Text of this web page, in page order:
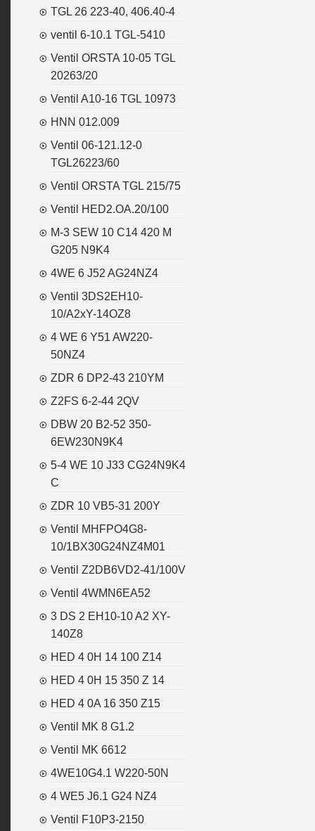
TGL 26 223-40, 406.40-4
ventil 6-10.1 TGL-5410
Ventil ORSTA 10-05 TGL
20263/20
Ventil A10-16 TGL 10973
HNN 012.009
Ventil 06-121.12-0
TGL26223/60
Ventil ORSTA TGL 215/75
Ventil HED2.OA.20/100
M-3 SEW 10 C14 420 M
G205 N9K4
4WE 6 J52 AG24NZ4
Ventil 3DS2EH10-
10/A2xY-14OZ8
4 WE 6 Y51 AW220-
50NZ4
ZDR 6 DP2-43 210YM
Z2FS 6-2-44 2QV
DBW 20 B2-52 350-
6EW230N9K4
5-4 WE 10 J33 CG24N9K4
C
ZDR 10 VB5-31 200Y
Ventil MHFPO4G8-
10/1BX30G24NZ4M01
Ventil Z2DB6VD2-41/100V
Ventil 4WMN6EA52
3 DS 2 EH10-10 A2 XY-
140Z8
HED 4 0H 14 100 Z14
HED 4 0H 15 350 Z 14
HED 4 0A 16 350 Z15
Ventil MK 8 G1.2
Ventil MK 6612
4WE10G4.1 W220-50N
4 WE5 J6.1 G24 NZ4
Ventil F10P3-2150